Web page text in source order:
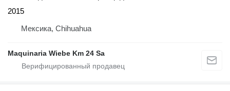
2015
Мексика, Chihuahua
Maquinaria Wiebe Km 24 Sa